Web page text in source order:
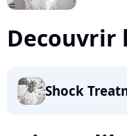
Decouvrir
Shock